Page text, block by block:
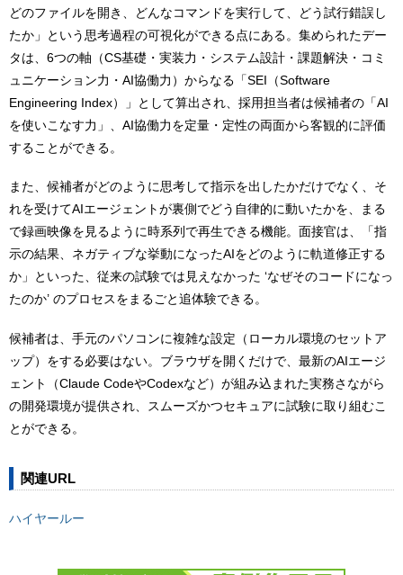
どのファイルを開き、どんなコマンドを実行して、どう試行錯誤し
たか」という思考過程の可視化ができる点にある。集められたデー
タは、6つの軸（CS基礎・実装力・システム設計・課題解決・コミ
ュニケーション力・AI協働力）からなる「SEI（Software
Engineering Index）」として算出され、採用担当者は候補者の「AI
を使いこなす力」、AI協働力を定量・定性の両面から客観的に評価
することができる。
また、候補者がどのように思考して指示を出したかだけでなく、そ
れを受けてAIエージェントが裏側でどう自律的に動いたかを、まる
で録画映像を見るように時系列で再生できる機能。面接官は、「指
示の結果、ネガティブな挙動になったAIをどのように軌道修正する
か」といった、従来の試験では見えなかった ‘なぜそのコードになっ
たのか’ のプロセスをまるごと追体験できる。
候補者は、手元のパソコンに複雑な設定（ローカル環境のセットア
ップ）をする必要はない。ブラウザを開くだけで、最新のAIエージ
ェント（Claude CodeやCodexなど）が組み込まれた実務さながら
の開発環境が提供され、スムーズかつセキュアに試験に取り組むこ
とができる。
関連URL
ハイヤールー